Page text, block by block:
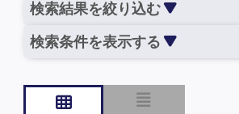
検索結果を絞り込む
検索条件を表示する